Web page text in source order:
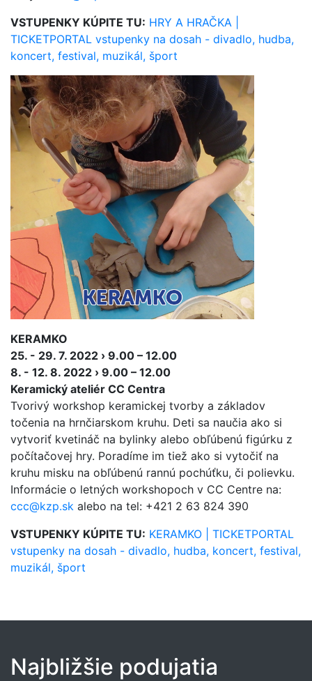
VSTUPENKY KÚPITE TU: HRY A HRAČKA |
TICKETPORTAL vstupenky na dosah - divadlo, hudba,
koncert, festival, muzikál, šport
KERAMKO
25. - 29. 7. 2022 › 9.00 – 12.00
8. - 12. 8. 2022 › 9.00 – 12.00
Keramický ateliér CC Centra
Tvorivý workshop keramickej tvorby a základov
točenia na hrnčiarskom kruhu. Deti sa naučia ako si
vytvoriť kvetináč na bylinky alebo obľúbenú figúrku z
počítačovej hry. Poradíme im tiež ako si vytočiť na
kruhu misku na obľúbenú rannú pochúťku, či polievku.
Informácie o letných workshopoch v CC Centre na:
ccc@kzp.sk alebo na tel: +421 2 63 824 390
VSTUPENKY KÚPITE TU: KERAMKO | TICKETPORTAL
vstupenky na dosah - divadlo, hudba, koncert, festival,
muzikál, šport
Najbližšie podujatia